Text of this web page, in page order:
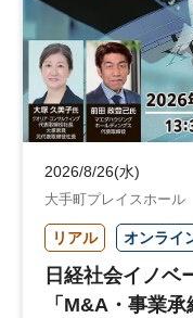
2026/8/26(水)
大手町プレイスホール
リアル オンライ
日経社会イノベ
「M&A・事業承